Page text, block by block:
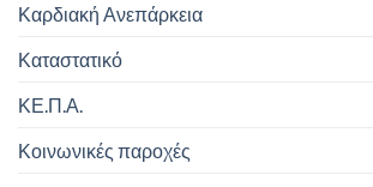
Καρδιακή Ανεπάρκεια
Καταστατικό
ΚΕ.Π.Α.
Κοινωνικές παροχές